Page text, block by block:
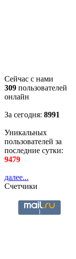
Сейчас с нами
309 пользователей
онлайн
За сегодня: 8992
Уникальных
пользователей за
последние сутки:
9479
далее...
Счетчики